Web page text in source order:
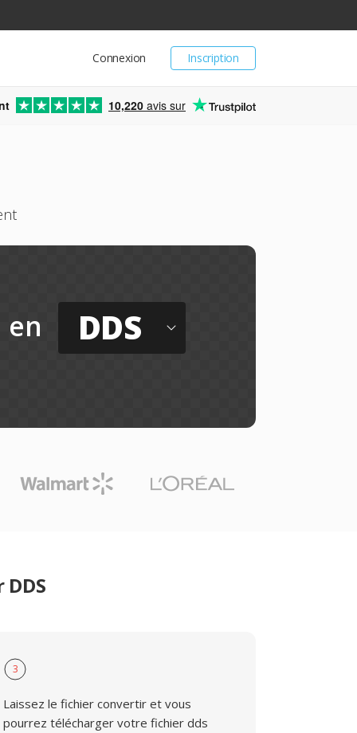
Inscription
Connexion
10,220 avis sur
en DDS
3
Laissez le fichier convertir et vous
pourrez télécharger votre fichier dds